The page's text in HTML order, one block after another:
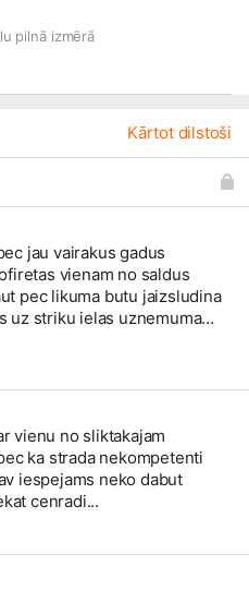
pilnā izmērā
Kārtot dilstoši
gadus
vienam no saldus
pec likuma butu jaizsludina
uz striku ielas uznemuma
ka strada nekompetenti
cenradi...